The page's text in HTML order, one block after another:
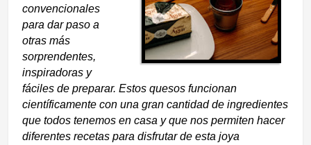
convencionales
para dar paso a
otras más
sorprendentes,
inspiradoras y
fáciles de preparar. Estos quesos funcionan
científicamente con una gran cantidad de ingredientes
que todos tenemos en casa y que nos permiten hacer
diferentes recetas para disfrutar de esta joya